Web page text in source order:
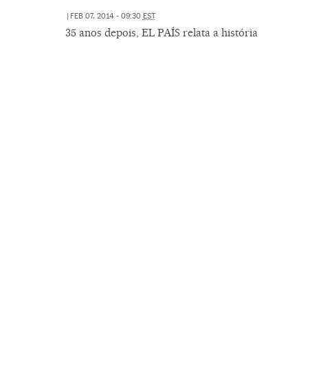
FEB 07, 2014 - 09:30 EST
35 anos depois, EL PAÍS relata a história